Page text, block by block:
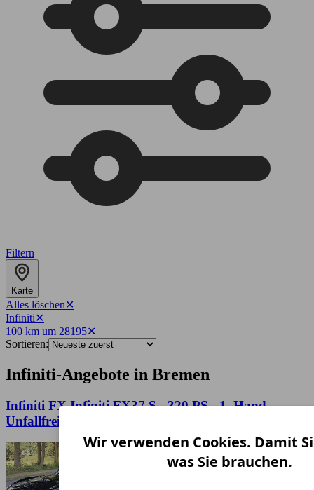
Wir verwenden Cookies. Damit
was Sie brauchen.
Filtern
Karte
Alles löschen✕
Infiniti✕
100 km um 28195✕
Sortieren:
Infiniti-Angebote in Bremen
Infiniti FX Infiniti FX37 S - 320 PS - 1. Hand -
Unfallfrei